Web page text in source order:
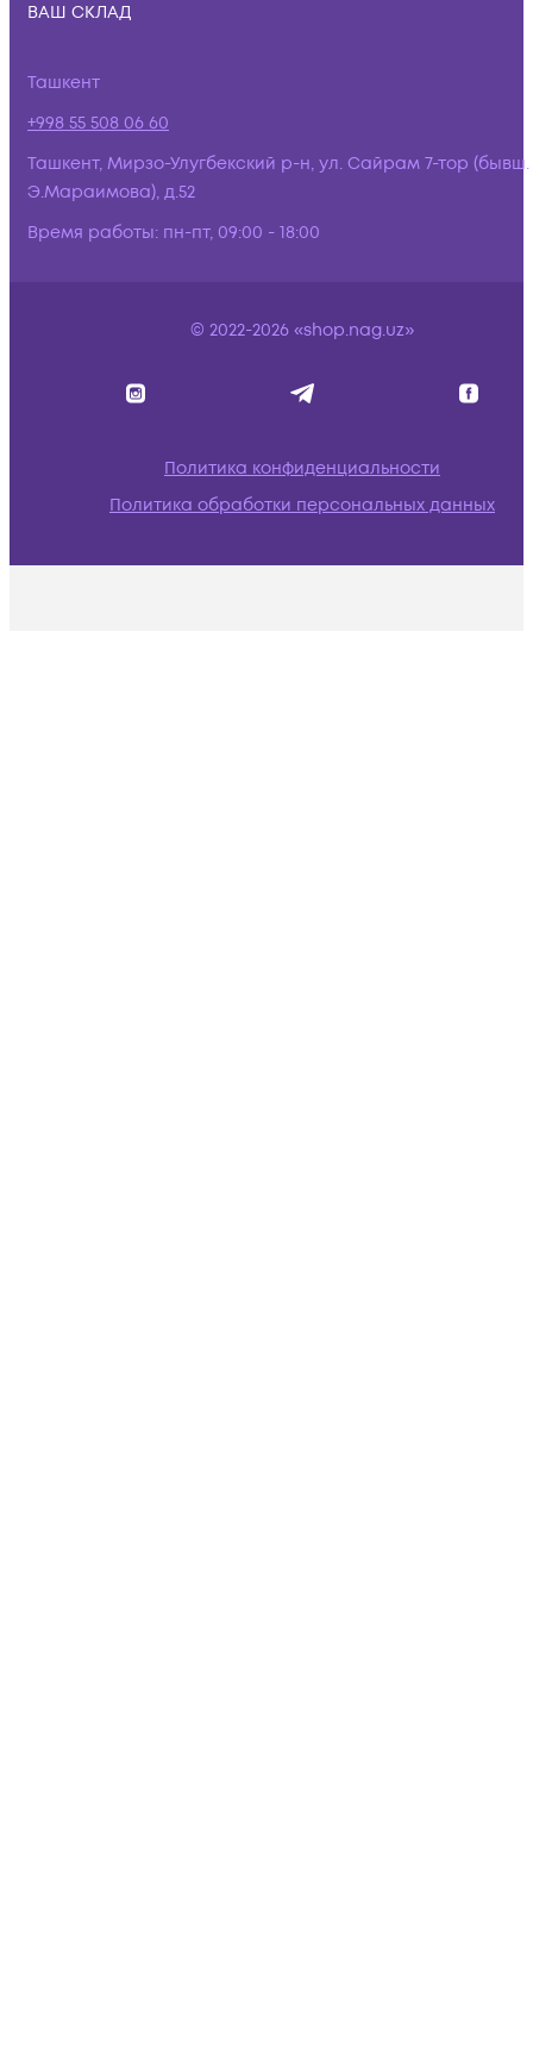
ВАШ СКЛАД
Ташкент
+998 55 508 06 60
Ташкент, Мирзо-Улугбекский р-н, ул. Сайрам 7-тор (бывш.
Э.Мараимова), д.52
Время работы: пн-пт, 09:00 - 18:00
© 2022-2026 «shop.nag.uz»
Политика конфиденциальности
Политика обработки персональных данных